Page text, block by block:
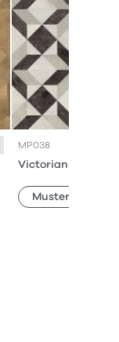
MP038
Victorian Star
Muster